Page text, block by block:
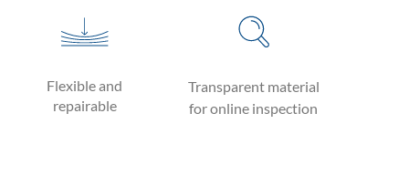
Flexible and
repairable
Transparent material
for online inspection